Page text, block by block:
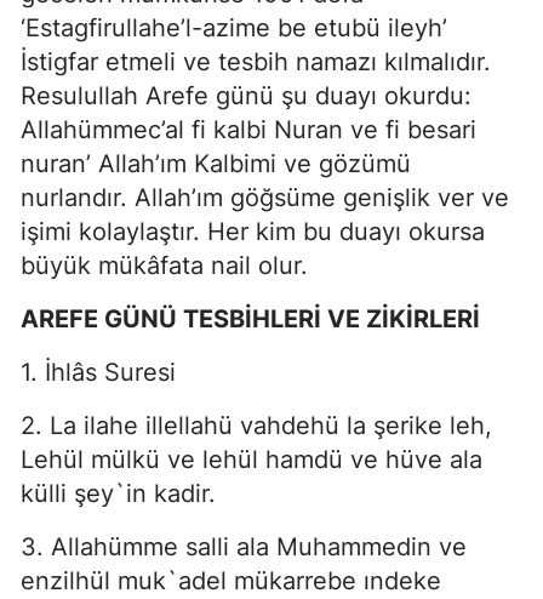
‘Estagfirullahe’l-azime be etubü ileyh’
İstigfar etmeli ve tesbih namazı kılmalıdır.
Resulullah Arefe günü şu duayı okurdu:
Allahümmec’al fi kalbi Nuran ve fi besari
nuran’ Allah’ım Kalbimi ve gözümü
nurlandır. Allah’ım göğsüme genişlik ver ve
işimi kolaylaştır. Her kim bu duayı okursa
büyük mükâfata nail olur.
AREFE GÜNÜ TESBİHLERİ VE ZİKİRLERİ
1. İhlâs Suresi
2. La ilahe illellahü vahdehü la şerike leh,
Lehül mülkü ve lehül hamdü ve hüve ala
külli şey`in kadir.
3. Allahümme salli ala Muhammedin ve
enzilhül muk`adel mükarrebe ındeke